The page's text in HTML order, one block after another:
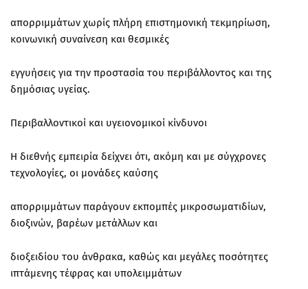
απορριμμάτων χωρίς πλήρη επιστημονική τεκμηρίωση,
κοινωνική συναίνεση και θεσμικές
εγγυήσεις για την προστασία του περιβάλλοντος και της
δημόσιας υγείας.
Περιβαλλοντικοί και υγειονομικοί κίνδυνοι
Η διεθνής εμπειρία δείχνει ότι, ακόμη και με σύγχρονες
τεχνολογίες, οι μονάδες καύσης
απορριμμάτων παράγουν εκπομπές μικροσωματιδίων,
διοξινών, βαρέων μετάλλων και
διοξειδίου του άνθρακα, καθώς και μεγάλες ποσότητες
ιπτάμενης τέφρας και υπολειμμάτων